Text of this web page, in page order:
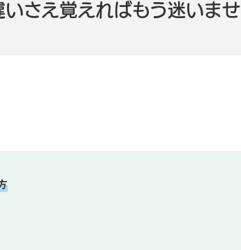
さえ覚えればもう迷いませ